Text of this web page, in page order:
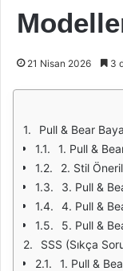
21 Nisan 2026 3
Pull & Bear Bayan
1. Pull &
2. Stil
3. Pull &
4. Pull &
5. Pull &
SSS (Sıkça
1. Pull & Bear